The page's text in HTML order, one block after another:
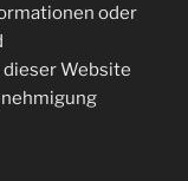
oder
Website